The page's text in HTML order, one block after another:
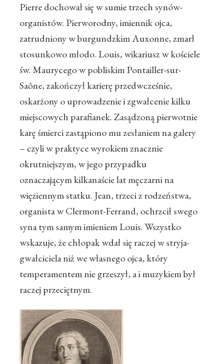
Pierre dochował się w sumie trzech synów-
organistów. Pierworodny, imiennik ojca,
zatrudniony w burgundzkim Auxonne, zmarł
stosunkowo młodo. Louis, wikariusz w kościele
św. Maurycego w pobliskim Pontailler-sur-
Saône, zakończył karierę przedwcześnie,
oskarżony o uprowadzenie i zgwałcenie kilku
miejscowych parafianek. Zasądzoną pierwotnie
karę śmierci zastąpiono mu zesłaniem na galery
– czyli w praktyce wyrokiem znacznie
okrutniejszym, w jego przypadku
oznaczającym kilkanaście lat męczarni na
więziennym statku. Jean, trzeci z rodzeństwa,
organista w Clermont-Ferrand, ochrzcił swego
syna tym samym imieniem Louis. Wszystko
wskazuje, że chłopak wdał się raczej w stryja-
gwałciciela niż we własnego ojca, który
temperamentem nie grzeszył, a i muzykiem był
raczej przeciętnym.